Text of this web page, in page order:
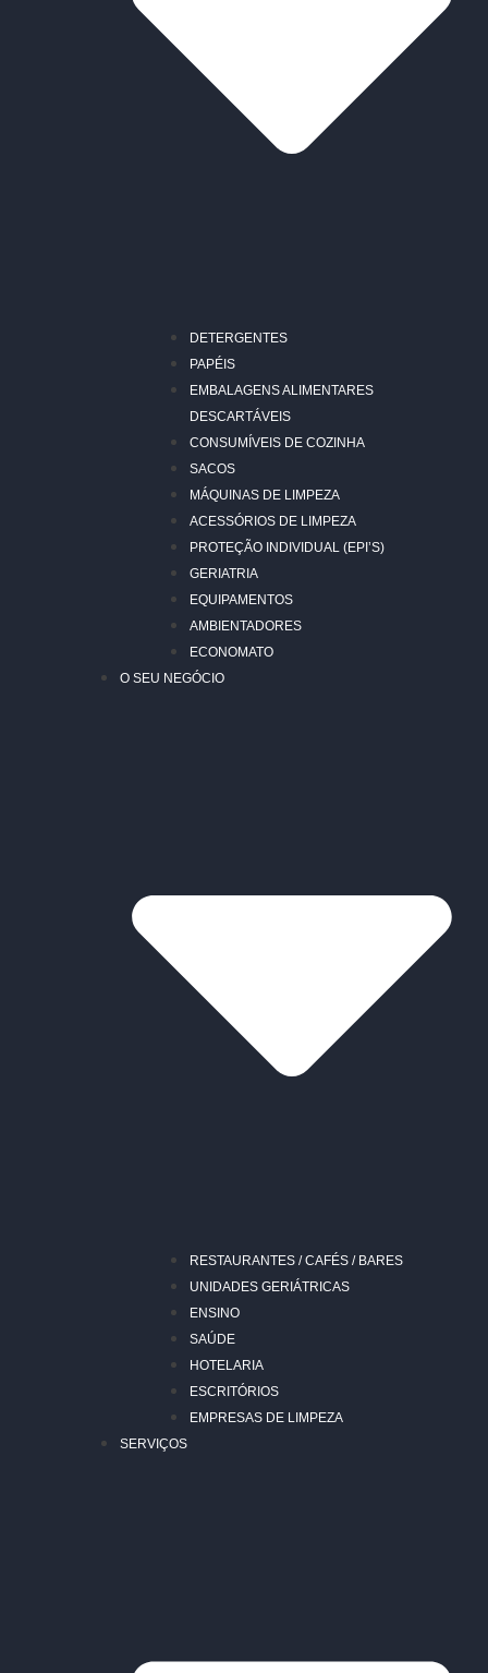
DETERGENTES
PAPÉIS
EMBALAGENS ALIMENTARES
DESCARTÁVEIS
CONSUMÍVEIS DE COZINHA
SACOS
MÁQUINAS DE LIMPEZA
ACESSÓRIOS DE LIMPEZA
PROTEÇÃO INDIVIDUAL (EPI’S)
GERIATRIA
EQUIPAMENTOS
AMBIENTADORES
ECONOMATO
O SEU NEGÓCIO
RESTAURANTES / CAFÉS / BARES
UNIDADES GERIÁTRICAS
ENSINO
SAÚDE
HOTELARIA
ESCRITÓRIOS
EMPRESAS DE LIMPEZA
SERVIÇOS